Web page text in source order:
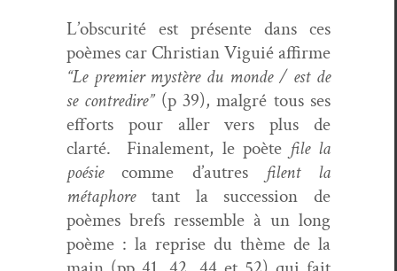
L’ob­scu­rité est présente dans ces
poèmes car Chris­t­ian Vigu­ié affirme
“Le pre­mier mys­tère du monde / est de
se con­tredire”(p 39), mal­gré tous ses
efforts pour aller vers plus de
clarté. Finale­ment, le poète file la
poésiecomme d’autres filent la
métaphoretant la suc­ces­sion de
poèmes brefs ressem­ble à un long
poème : la reprise du thème de la